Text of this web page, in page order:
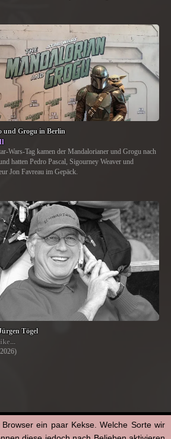
und Grogu in Berlin
Wars-Tag kamen der Mandalorianer und Grogu nach
hatten Pedro Pascal, Sigourney Weaver und
Jon Favreau im Gepäck.
Tögel
ein paar Kekse. Welche Sorte wir